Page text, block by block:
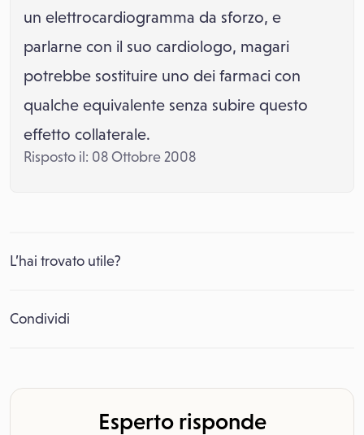
un elettrocardiogramma da sforzo, e
parlarne con il suo cardiologo, magari
potrebbe sostituire uno dei farmaci con
qualche equivalente senza subire questo
effetto collaterale.
Risposto il: 08 Ottobre 2008
L’hai trovato utile?
Condividi
Esperto risponde